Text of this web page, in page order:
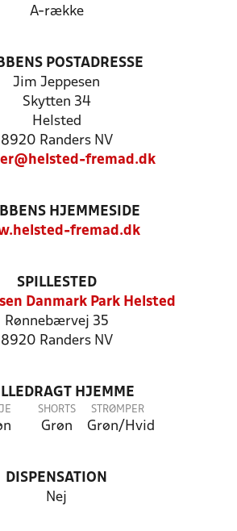
A-række
POSTADRESSE
Jim Jeppesen
Skytten 34
Helsted
8920 Randers NV
fremad.dk
HJEMMESIDE
fremad.dk
SPILLESTED
Danmark Park Helsted
Rønnebærvej 35
8920 Randers NV
HJEMME
SHORTS
Grøn
STRØMPER
Grøn/Hvid
DISPENSATION
Nej